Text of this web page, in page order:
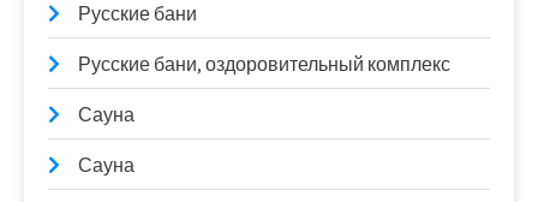
Русские бани
Русские бани, оздоровительный комплекс
Сауна
Сауна